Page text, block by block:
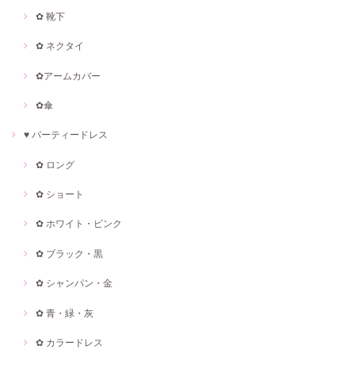
✿ 靴下
✿ ネクタイ
✿アームカバー
✿傘
♥ パーティードレス
✿ ロング
✿ ショート
✿ ホワイト・ピンク
✿ ブラック・黒
✿ シャンパン・金
✿ 青・緑・灰
✿ カラードレス